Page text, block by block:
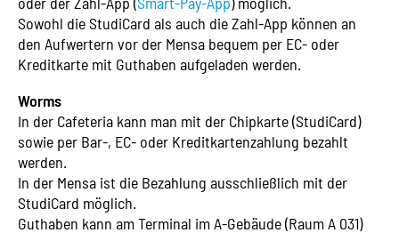
Sowohl die StudiCard als auch die Zahl-App können an
den Aufwertern vor der Mensa bequem per EC- oder
Kreditkarte mit Guthaben aufgeladen werden.
Worms
In der Cafeteria kann man mit der Chipkarte (StudiCard)
sowie per Bar-, EC- oder Kreditkartenzahlung bezahlt
werden.
In der Mensa ist die Bezahlung ausschließlich mit der
StudiCard möglich.
Guthaben kann am Terminal im A-Gebäude (Raum A 031)